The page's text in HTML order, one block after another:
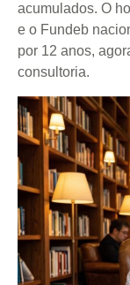
acumulados. O
e o Fundeb
por 12 anos,
consultoria.